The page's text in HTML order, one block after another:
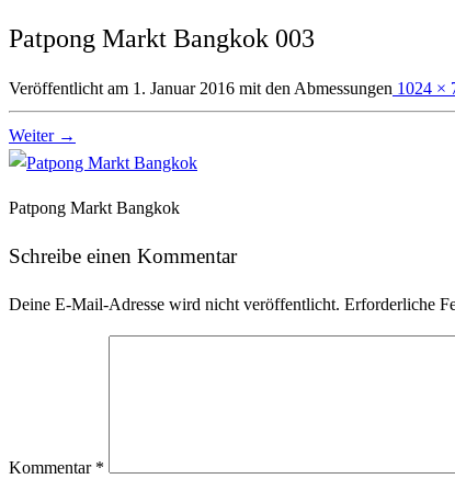
Patpong Markt Bangkok 003
Veröffentlicht am 1. Januar 2016 mit den Abmessungen 1024 ×
Weiter →
Patpong Markt Bangkok
Schreibe einen Kommentar
Deine E-Mail-Adresse wird nicht veröffentlicht. Erforderliche
Kommentar *